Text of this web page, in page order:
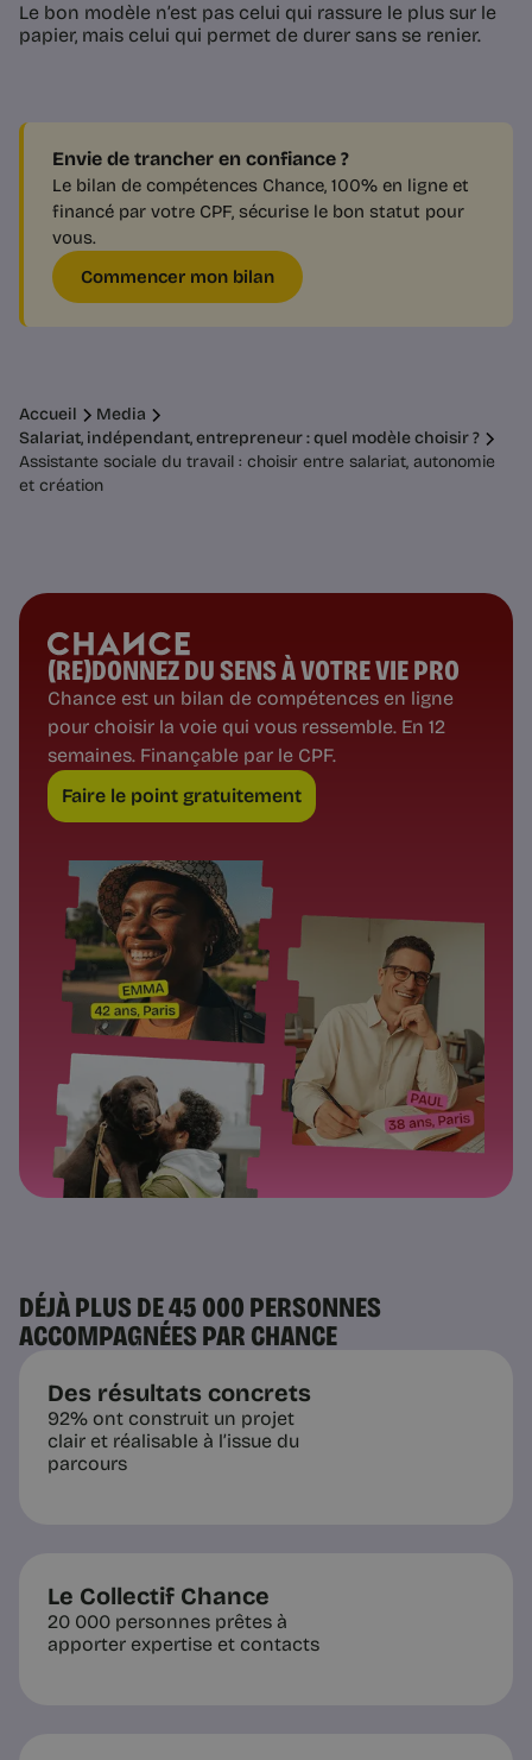
Le bon modèle n’est pas celui qui rassure le plus sur le
papier, mais celui qui permet de durer sans se renier.
Envie de trancher en confiance ?
Le bilan de compétences Chance, 100% en ligne et
financé par votre CPF, sécurise le bon statut pour
vous.
Commencer mon bilan
Accueil
Media
Salariat, indépendant, entrepreneur : quel modèle choisir ?
Assistante sociale du travail : choisir entre salariat, autonomie
et création
(RE)DONNEZ DU SENS À VOTRE VIE PRO
Chance est un bilan de compétences en ligne
pour choisir la voie qui vous ressemble. En 12
semaines. Finançable par le CPF.
Faire le point gratuitement
DÉJÀ PLUS DE 45 000 PERSONNES
ACCOMPAGNÉES PAR CHANCE
Des résultats concrets
92% ont construit un projet
clair et réalisable à l’issue du
parcours
Le Collectif Chance
20 000 personnes prêtes à
apporter expertise et contacts